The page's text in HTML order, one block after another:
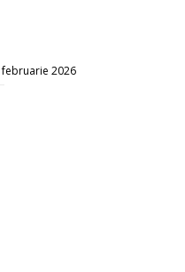
februarie 2026